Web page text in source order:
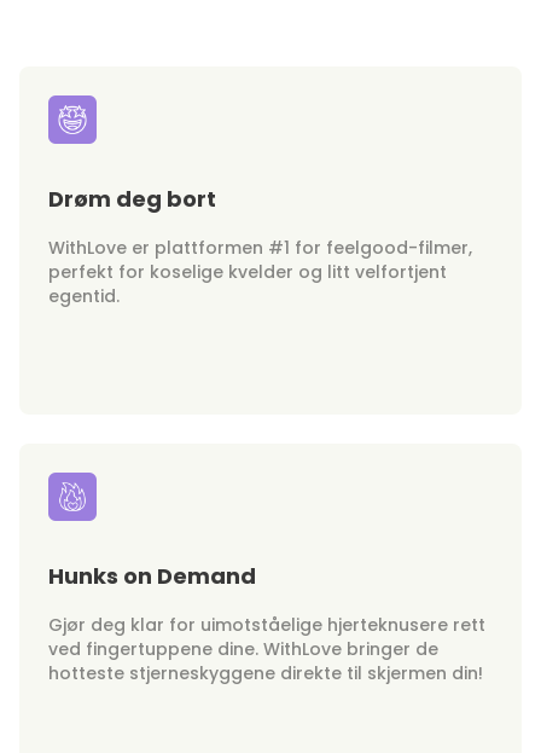
Drøm deg bort
WithLove er plattformen #1 for feelgood-filmer,
perfekt for koselige kvelder og litt velfortjent
egentid.
Hunks on Demand
Gjør deg klar for uimotståelige hjerteknusere rett
ved fingertuppene dine. WithLove bringer de
hotteste stjerneskyggene direkte til skjermen din!